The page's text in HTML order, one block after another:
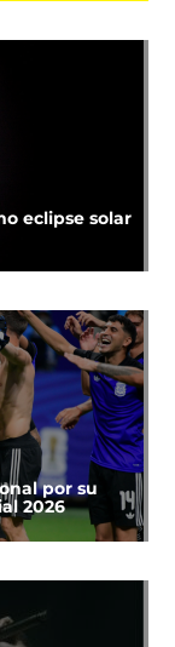
eclipse solar
por su
2026